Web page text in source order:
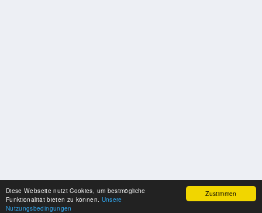
Zustimmen
Diese Webseite nutzt Cookies, um bestmögliche
Funktionalität bieten zu können. Unsere
Nutzungsbedingungen